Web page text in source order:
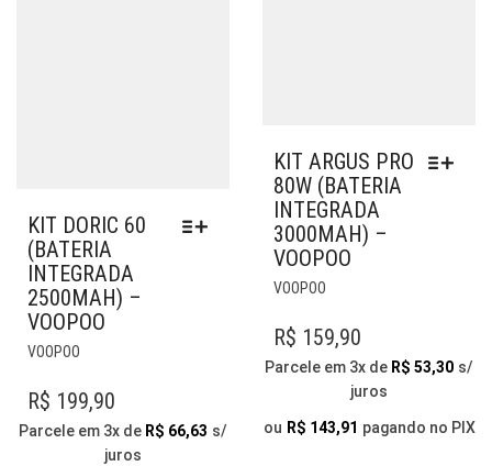
KIT DORIC 60
(BATERIA
INTEGRADA
2500MAH) –
VOOPOO
VOOPOO
TEM
VÁRIAS
VARIANTES.
R$ 199,90
Parcele em 3x de R$ 66,63 s/
juros
KIT ARGUS PRO
80W (BATERIA
INTEGRADA
3000MAH) –
VOOPOO
VOOPOO
TEM
VÁRIAS
VARIANTES.
OPÇÕES
R$ 159,90
Parcele em 3x de R$ 53,30 s/
juros
ou R$ 143,91 pagando no PIX